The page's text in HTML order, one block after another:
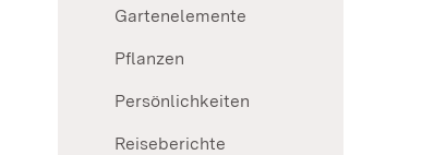
Gartenelemente
Pflanzen
Persönlichkeiten
Reiseberichte